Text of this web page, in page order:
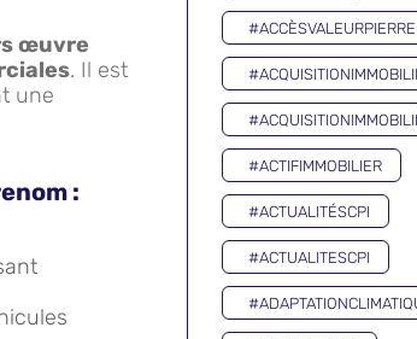
œuvre
. Il est
une
:
#ACCÈSVALEURPIERRE
#ACTIFIMMOBILIER
#ACTUALITÉSCPI
#ACTUALITESCPI